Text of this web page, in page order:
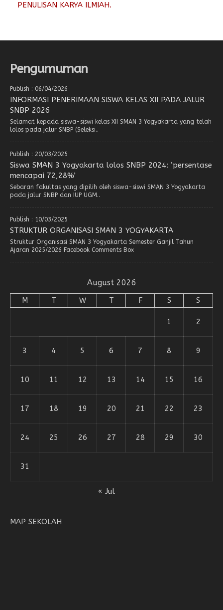
PENULISAN KARYA ILMIAH.
Pengumuman
Publish : 06/04/2026
INFORMASI PENERIMAAN SISWA KELAS XII PADA JALUR
SNBP 2026
Selamat kepada siswa-siswi kelas XII SMAN 3 Yogyakarta yang telah
lolos pada jalur SNBP (Seleksi..
Publish : 20/03/2025
Siswa SMAN 3 Yogyakarta lolos SNBP 2024: ‘persentase
mencapai 72,28%’
Sebaran fakultas yang dipilih oleh siswa-siswi SMAN 3 Yogyakarta
pada jalur SNBP dan IUP UGM..
Publish : 10/03/2025
STRUKTUR ORGANISASI SMAN 3 YOGYAKARTA
Struktur Organisasi SMAN 3 Yogyakarta Semester Ganjil Tahun
Ajaran 2025/2026 Facebook Comments Box
August 2026
M T W T F S S
1 2
3 4 5 6 7 8 9
10 11 12 13 14 15 16
17 18 19 20 21 22 23
24 25 26 27 28 29 30
31
« Jul
MAP SEKOLAH